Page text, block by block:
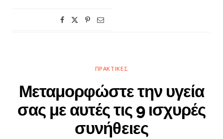
ΠΡΑΚΤΙΚΈΣ
Μεταμορφώστε την υγεία
σας με αυτές τις 9 ισχυρές
συνήθειες